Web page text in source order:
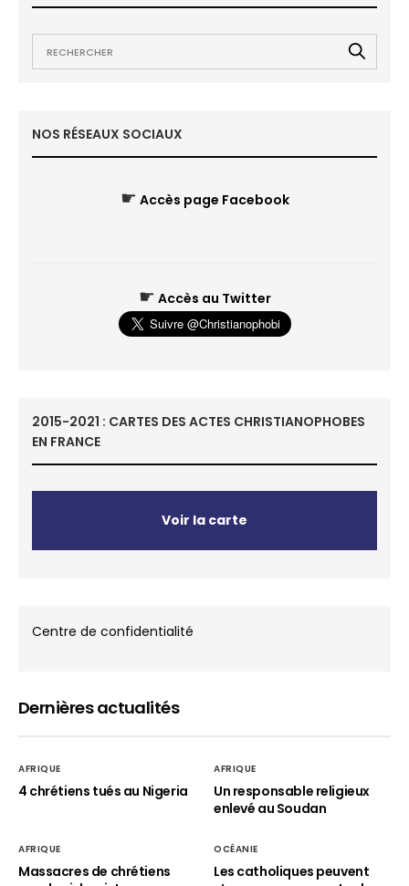
NOS RÉSEAUX SOCIAUX
☛ Accès page Facebook
☛ Accès au Twitter
2015-2021 : CARTES DES ACTES CHRISTIANOPHOBES
EN FRANCE
Voir la carte
Centre de confidentialité
Dernières actualités
AFRIQUE
4 chrétiens tués au Nigeria
AFRIQUE
Un responsable religieux
enlevé au Soudan
AFRIQUE
Massacres de chrétiens
OCÉANIE
Les catholiques peuvent